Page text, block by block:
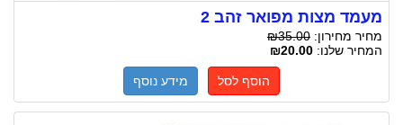
מעמד מצות מפואר זהב 2
מחיר מחירון: ₪35.00
המחיר שלנו: ₪20.00
הוסף לסל מידע נוסף